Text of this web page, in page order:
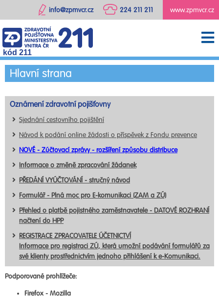
www.zpmvcr.cz
224 211 211
info@zpmvcr.cz
kód 211
Hlavní strana
Oznámení zdravotní pojišťovny
Sjednání cestovního pojištění
Návod k podání online žádosti o příspěvek z Fondu prevence
NOVÉ - Zúčtovací zprávy - rozšíření způsobu distribuce
Informace o změně zpracování žádanek
PŘEDÁNÍ VYÚČTOVÁNÍ - stručný návod
Formulář - Plná moc pro E-komunikaci (ZAM a ZÚ)
Přehled o platbě pojistného zaměstnavatele - DATOVÉ ROZHRANÍ
načtení do HPP
REGISTRACE ZPRACOVATELE ÚČETNICTVÍ
Informace pro registraci ZÚ, která umožní podávání formulářů za
své klienty prostřednictvím jednoho přihlášení k e-Komunikaci.
Podporované prohlížeče:
Firefox - Mozilla